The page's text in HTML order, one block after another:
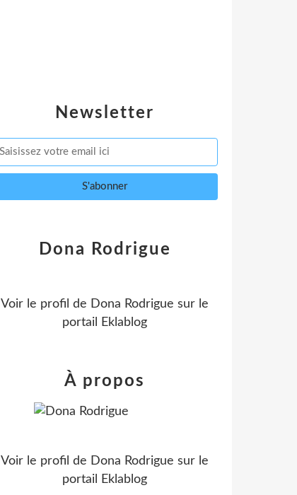
Newsletter
Dona Rodrigue
Voir le profil de Dona Rodrigue sur le
portail Eklablog
À propos
Voir le profil de Dona Rodrigue sur le
portail Eklablog